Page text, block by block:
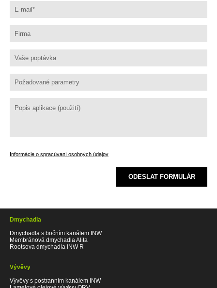
Informácie o spracúvaní osobných údajov
ODESLAT FORMULÁR
Dmychadla
Dmychadla s bočním kanálem INW
Membránová dmychadla Alita
Rootsova dmychadla INW R
Vývěvy
Vývěvy s postranním kanálem INW